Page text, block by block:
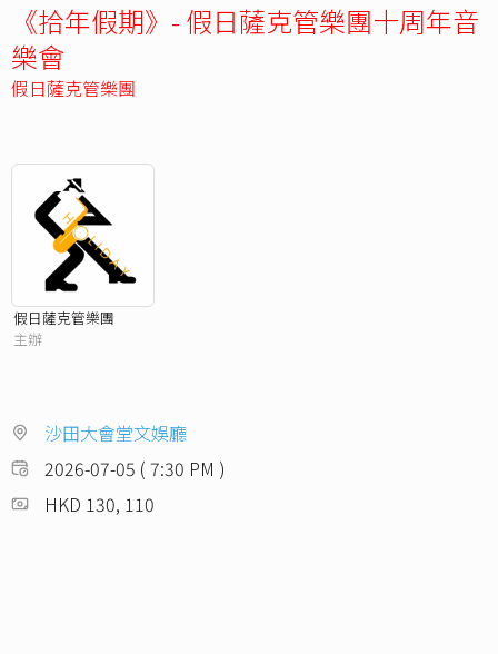
《拾年假期》- 假日薩克管樂團十周年音
樂會
假日薩克管樂團
假日薩克管樂團
主辦
沙田大會堂文娛廳
2026-07-05 ( 7:30 PM )
HKD 130, 110